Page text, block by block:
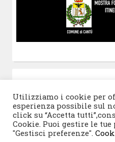
Utilizziamo i cookie per
esperienza possibile sul
click su “Accetta
Cookie. Puoi gestire le
"Gestisci preferenze".